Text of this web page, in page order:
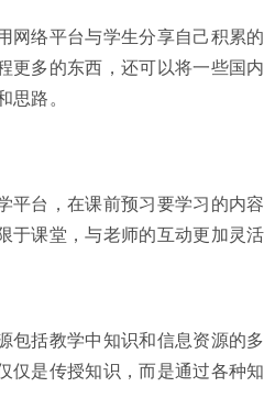
网络平台与学生分享自己积累
更多的东西，还可以将一些国
思路。
平台，在课前预习要学习的内
于课堂，与老师的互动更加灵活
包括教学中知识和信息资源的
仅是传授知识，而是通过各种